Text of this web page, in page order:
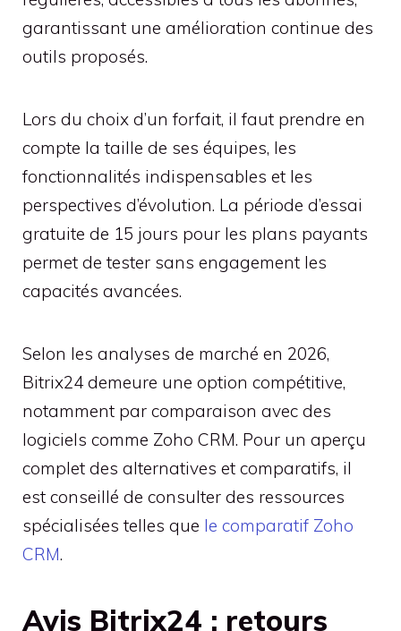
garantissant une amélioration continue des
outils proposés.
Lors du choix d’un forfait, il faut prendre en
compte la taille de ses équipes, les
fonctionnalités indispensables et les
perspectives d’évolution. La période d’essai
gratuite de 15 jours pour les plans payants
permet de tester sans engagement les
capacités avancées.
Selon les analyses de marché en 2026,
Bitrix24 demeure une option compétitive,
notamment par comparaison avec des
logiciels comme Zoho CRM. Pour un aperçu
complet des alternatives et comparatifs, il
est conseillé de consulter des ressources
spécialisées telles que le comparatif Zoho
CRM.
Avis Bitrix24 : retours